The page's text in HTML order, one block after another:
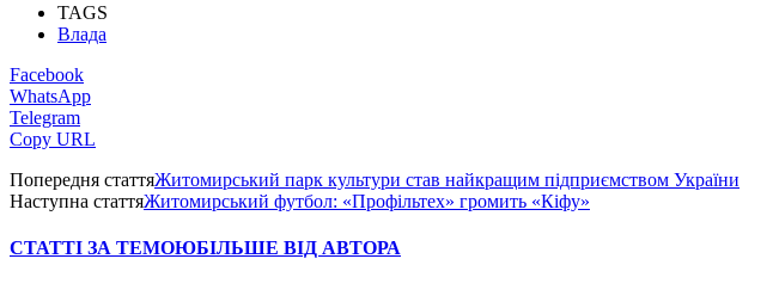
TAGS
Влада
Facebook
WhatsApp
Telegram
Copy URL
Попередня статтяЖитомирський парк культури став найкращим підприємством України
Наступна статтяЖитомирський футбол: «Профільтех» громить «Кіфу»
СТАТТІ ЗА ТЕМОЮБІЛЬШЕ ВІД АВТОРА